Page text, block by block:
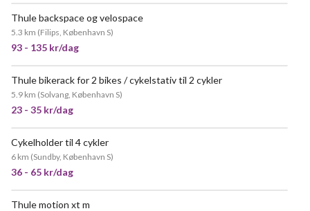
Thule backspace og velospace
5.3 km (Filips, København S)
93 - 135 kr/dag
Thule bikerack for 2 bikes / cykelstativ til 2 cykler
5.9 km (Solvang, København S)
23 - 35 kr/dag
Cykelholder til 4 cykler
6 km (Sundby, København S)
36 - 65 kr/dag
Thule motion xt m